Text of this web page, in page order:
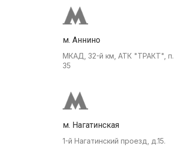
м. Аннино
МКАД, 32-й км, АТК "ТРАКТ", п.
35
м. Нагатинская
1-й Нагатинский проезд, д.15.